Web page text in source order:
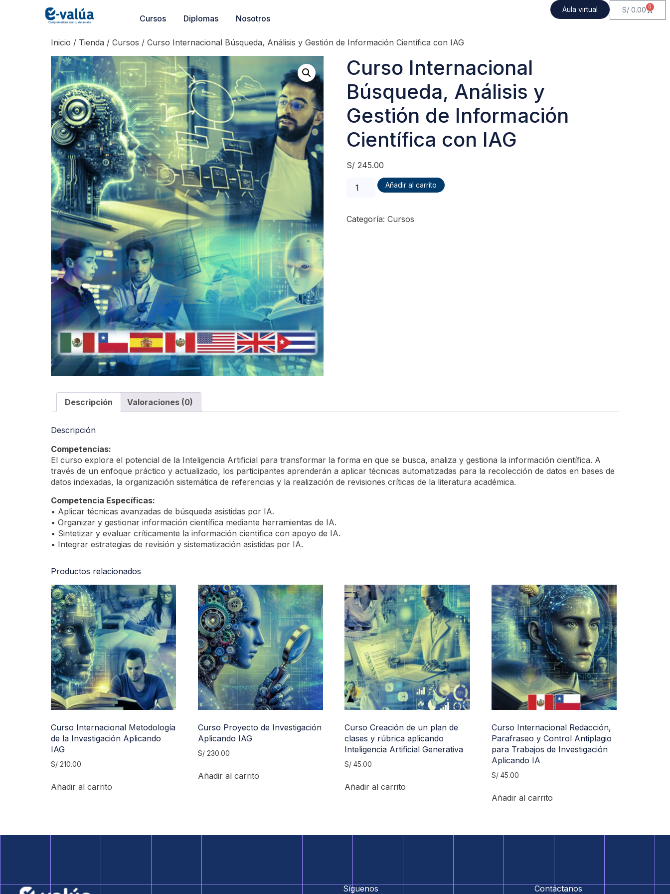
Cursos Diplomas Nosotros
Aula virtual S/0.00 0
Inicio / Tienda / Cursos / Curso Internacional Búsqueda, Análisis y Gestión de Información Científica con IAG
Curso Internacional
Búsqueda, Análisis y
Gestión de Información
Científica con IAG
S/245.00
Añadir al carrito
Categoría: Cursos
Descripción Valoraciones (0)
Descripción
Competencias:
El curso explora el potencial de la Inteligencia Artificial para transformar la forma en que se busca, analiza y gestiona la información científica. A
través de un enfoque práctico y actualizado, los participantes aprenderán a aplicar técnicas automatizadas para la recolección de datos en bases de
datos indexadas, la organización sistemática de referencias y la realización de revisiones críticas de la literatura académica.
Competencia Específicas:
• Aplicar técnicas avanzadas de búsqueda asistidas por IA.
• Organizar y gestionar información científica mediante herramientas de IA.
• Sintetizar y evaluar críticamente la información científica con apoyo de IA.
• Integrar estrategias de revisión y sistematización asistidas por IA.
Productos relacionados
Curso Internacional Metodología
de la Investigación Aplicando
IAG
S/ 210.00
Añadir al carrito
Curso Proyecto de Investigación
Aplicando IAG
S/230.00
Añadir al carrito
Curso Creación de un plan de
clases y rúbrica aplicando
Inteligencia Artificial Generativa
S/ 45.00
Añadir al carrito
Curso Internacional Redacción,
Parafraseo y Control Antiplagio
para Trabajos de Investigación
Aplicando IA
S/ 45.00
Añadir al carrito
Síguenos Contáctanos